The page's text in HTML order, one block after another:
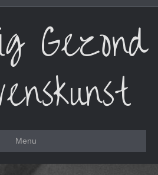
Gezond
Menu